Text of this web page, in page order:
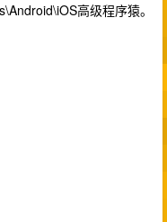
高级程序猿。